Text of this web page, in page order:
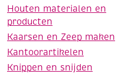
Houten materialen en
producten
Kaarsen en Zeep maken
Kantoorartikelen
Knippen en snijden